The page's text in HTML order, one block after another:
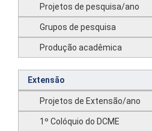
Projetos de pesquisa/ano
Grupos de pesquisa
Produção acadêmica
Extensão
Projetos de Extensão/ano
1º Colóquio do DCME